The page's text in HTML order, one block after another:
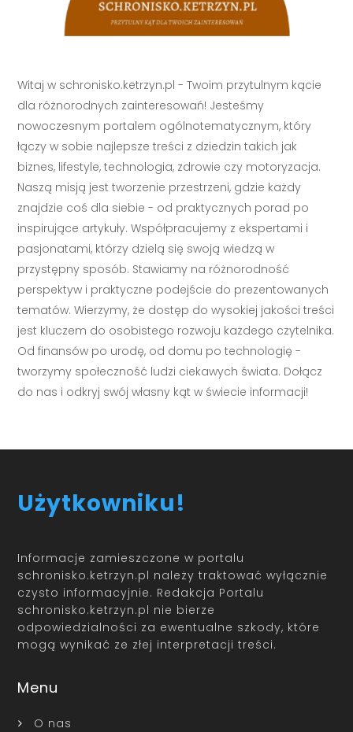
Witaj w schronisko.ketrzyn.pl - Twoim przytulnym kącie
dla różnorodnych zainteresowań! Jesteśmy
nowoczesnym portalem ogólnotematycznym, który
łączy w sobie najlepsze treści z dziedzin takich jak
biznes, lifestyle, technologia, zdrowie czy motoryzacja.
Naszą misją jest tworzenie przestrzeni, gdzie każdy
znajdzie coś dla siebie - od praktycznych porad po
inspirujące artykuły. Współpracujemy z ekspertami i
pasjonatami, którzy dzielą się swoją wiedzą w
przystępny sposób. Stawiamy na różnorodność
perspektyw i praktyczne podejście do prezentowanych
tematów. Wierzymy, że dostęp do wysokiej jakości treści
jest kluczem do osobistego rozwoju każdego czytelnika.
Od finansów po urodę, od domu po technologię -
tworzymy społeczność ludzi ciekawych świata. Dołącz
do nas i odkryj swój własny kąt w świecie informacji!
Użytkowniku!
Informacje zamieszczone w portalu
schronisko.ketrzyn.pl należy traktować wyłącznie
czysto informacyjnie. Redakcja Portalu
schronisko.ketrzyn.pl nie bierze
odpowiedzialności za ewentualne szkody, które
mogą wynikać ze złej interpretacji treści.
Menu
O nas